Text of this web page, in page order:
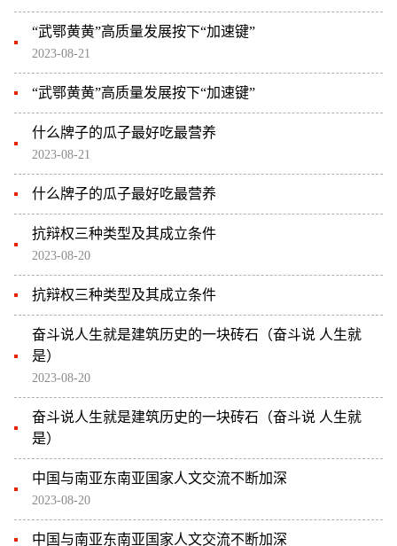
“武鄂黄黄”高质量发展按下“加速键”
2023-08-21
“武鄂黄黄”高质量发展按下“加速键”
什么牌子的瓜子最好吃最营养
2023-08-21
什么牌子的瓜子最好吃最营养
抗辩权三种类型及其成立条件
2023-08-20
抗辩权三种类型及其成立条件
奋斗说人生就是建筑历史的一块砖石（奋斗说 人生就
是）
2023-08-20
奋斗说人生就是建筑历史的一块砖石（奋斗说 人生就
是）
中国与南亚东南亚国家人文交流不断加深
2023-08-20
中国与南亚东南亚国家人文交流不断加深